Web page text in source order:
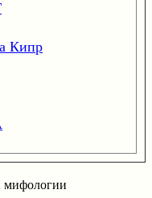
Кипр
мифологии